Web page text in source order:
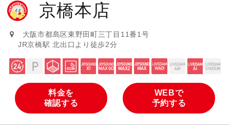
京橋本店
大阪市都島区東野田町三丁目11番1号
JR京橋駅 北出口より徒歩2分
料金を
確認する
WEBで
予約する